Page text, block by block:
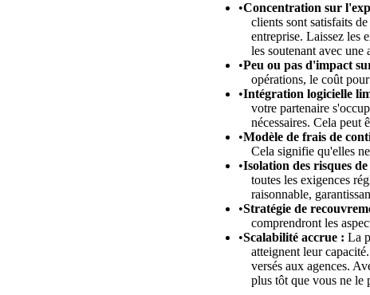
Concentration sur
clients sont satisfaits
entreprise. Laissez les
les soutenant avec une
Peu ou pas d'impact
opérations, le coût
Intégration logicielle
votre partenaire
nécessaires. Cela peut
Modèle de frais de
Cela signifie qu'elles
Isolation des risques
toutes les exigences
raisonnable,
Stratégie de
comprendront les
Scalabilité accrue : La
atteignent leur
versés aux agences.
plus tôt que vous ne le